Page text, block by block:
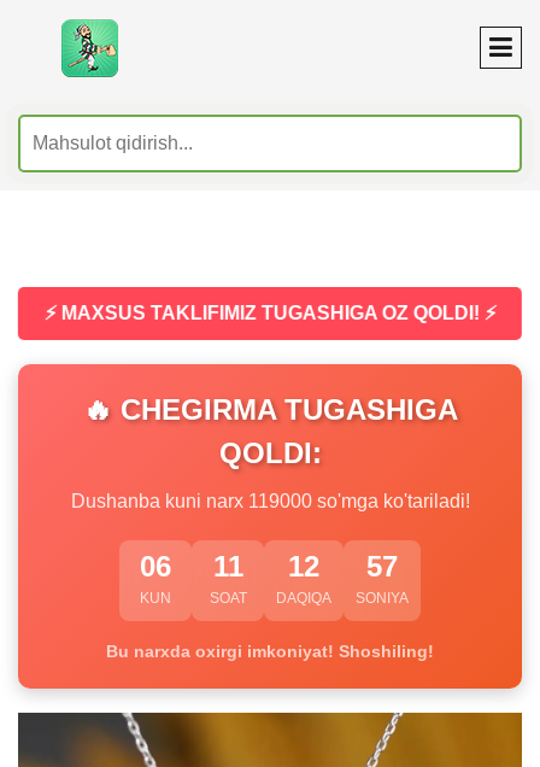
⚡ MAXSUS TAKLIFIMIZ TUGASHIGA OZ QOLDI! ⚡
🔥 CHEGIRMA TUGASHIGA
QOLDI:
Dushanba kuni narx 119000 so'mga ko'tariladi!
06
KUN
11
SOAT
12
DAQIQA
56
SONIYA
Bu narxda oxirgi imkoniyat! Shoshiling!